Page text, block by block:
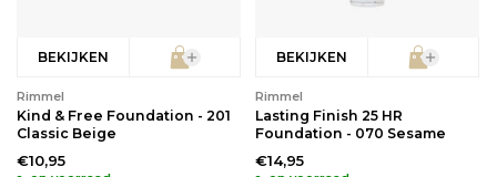
BEKIJKEN
Rimmel
Kind & Free Foundation - 201
Classic Beige
€10,95
BEKIJKEN
Rimmel
Lasting Finish 25 HR
Foundation - 070 Sesame
€14,95